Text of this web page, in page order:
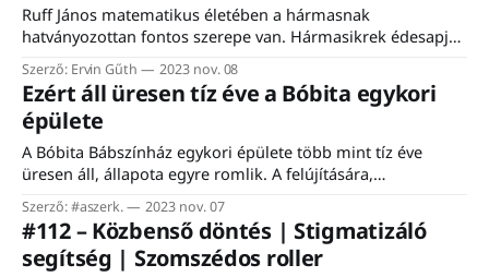
Ruff János matematikus életében a hármasnak
hatványozottan fontos szerepe van. Hármasikrek édesapja,
azonban a három azonos figura megtalálásáról szóló
társasjáték ötlete mégsem a magán-, hanem a szakmai
életéből jött. A Pécsi Tudományegyetem adjunktusaként
projektív síkokkal, véges geometriával foglalkozik, és egy
ideje már kártyákkal is. Az interjú előtt el kell mondanom,
Szerző: Ervin Gűth 2023 nov. 08
Ezért áll üresen tíz éve a Bóbita egykori
épülete
A Bóbita Bábszínház egykori épülete több mint tíz éve
üresen áll, állapota egyre romlik. A felújítására,
megmentésére már több terv is volt, de végül egyik sem
valósult meg. Hogyan jutottunk el idáig? Mit lehet tenni,
hogy újra a kultúra központja legyen? „Szomorú volt az
utolsó pillanatokban játszani, mert akkor már
Szerző: #aszerk. 2023 nov. 07
#112 – Közbenső döntés | Stigmatizáló
segítség | Szomszédos roller